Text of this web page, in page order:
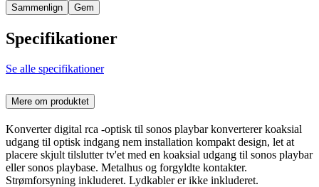
Sammenlign Gem
Specifikationer
Se alle specifikationer
Mere om produktet
Konverter digital rca -optisk til sonos playbar konverterer koaksial
udgang til optisk indgang nem installation kompakt design, let at
placere skjult tilslutter tv'et med en koaksial udgang til sonos playbar
eller sonos playbase. Metalhus og forgyldte kontakter.
Strømforsyning inkluderet. Lydkabler er ikke inkluderet.